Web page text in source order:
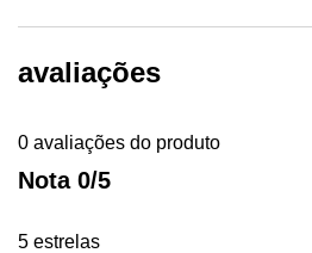
avaliações
0 avaliações do produto
Nota 0/5
5 estrelas